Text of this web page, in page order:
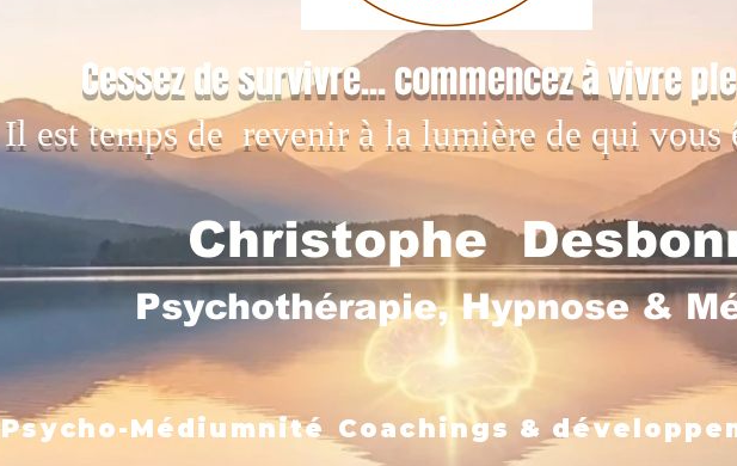
Christophe
Cessez de survivre... commencez à vivre
Il est temps de revenir à la lumière de qui vous
Psycho-Médiumnité Coachings &
Psychothérapie, Hypnose &